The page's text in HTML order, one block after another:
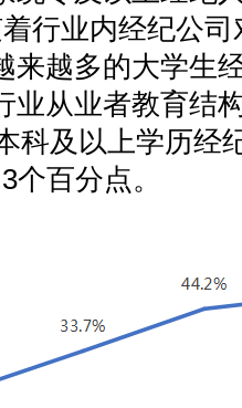
行业内经纪公
来越多的大学生
业从业者教育结
科及以上学历经
百分点。